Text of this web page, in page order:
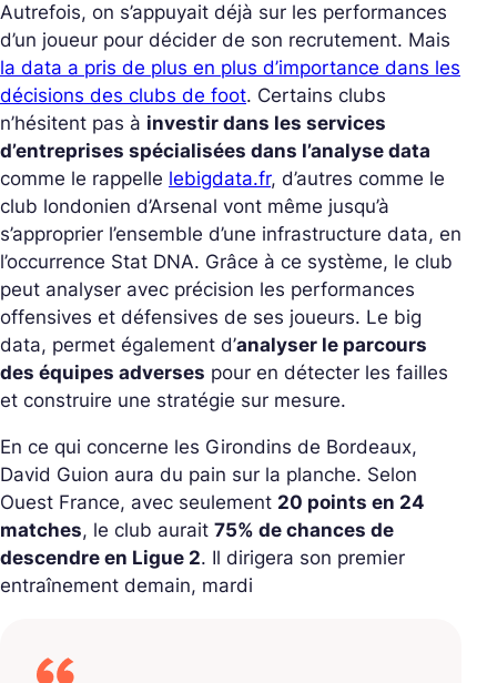
Autrefois, on s’appuyait déjà sur les performances
d’un joueur pour décider de son recrutement. Mais
la data a pris de plus en plus d’importance dans les
décisions des clubs de foot. Certains clubs
n’hésitent pas à investir dans les services
d’entreprises spécialisées dans l’analyse data
comme le rappelle lebigdata.fr, d’autres comme le
club londonien d’Arsenal vont même jusqu’à
s’approprier l’ensemble d’une infrastructure data, en
l’occurrence Stat DNA. Grâce à ce système, le club
peut analyser avec précision les performances
offensives et défensives de ses joueurs. Le big
data, permet également d’analyser le parcours
des équipes adverses pour en détecter les failles
et construire une stratégie sur mesure.
En ce qui concerne les Girondins de Bordeaux,
David Guion aura du pain sur la planche. Selon
Ouest France, avec seulement 20 points en 24
matches, le club aurait 75% de chances de
descendre en Ligue 2. Il dirigera son premier
entraînement demain, mardi